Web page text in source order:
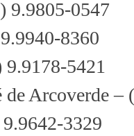
9.9805-0547
8360
5421
de Arcoverde –
3329